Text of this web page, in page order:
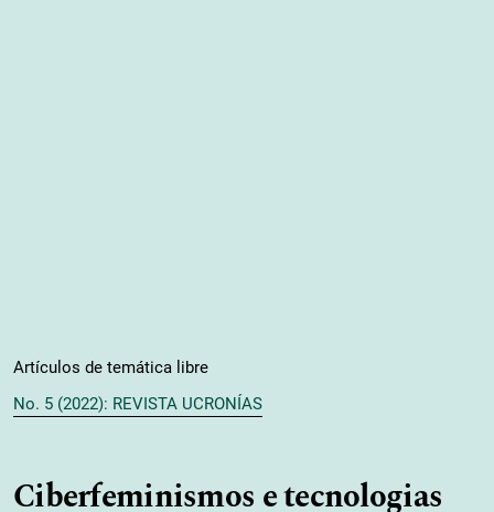
Artículos de temática libre
No. 5 (2022): REVISTA UCRONÍAS
Ciberfeminismos e tecnologias